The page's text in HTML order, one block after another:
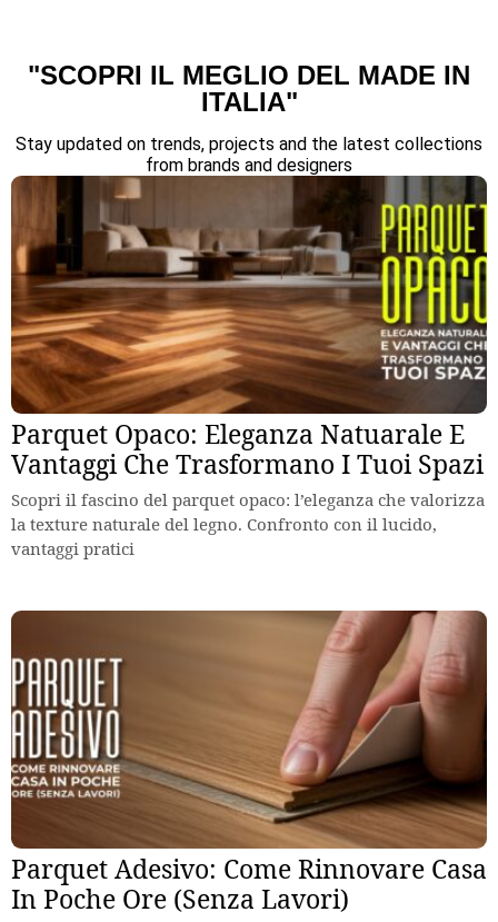
"SCOPRI IL MEGLIO DEL MADE IN
ITALIA"
Stay updated on trends, projects and the latest collections
from brands and designers
Parquet Opaco: Eleganza Natuarale E
Vantaggi Che Trasformano I Tuoi Spazi
Scopri il fascino del parquet opaco: l’eleganza che valorizza
la texture naturale del legno. Confronto con il lucido,
vantaggi pratici
Parquet Adesivo: Come Rinnovare Casa
In Poche Ore (Senza Lavori)